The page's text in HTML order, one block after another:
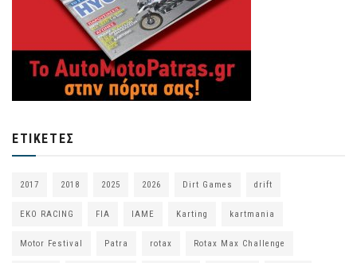
ΕΤΙΚΈΤΕΣ
2017 2018 2025 2026 Dirt Games drift
EKO RACING FIA IAME Karting kartmania
Motor Festival Patra rotax Rotax Max Challenge